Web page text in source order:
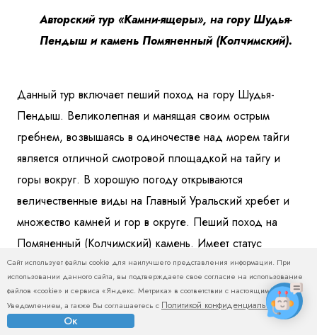
Авторский тур «Камни-ящеры», на гору Шудья-
Пендыш и камень Помяненный (Колчимский).
Данный тур включает пеший поход на гору Шудья-
Пендыш. Великолепная и манящая своим острым
гребнем, возвышаясь в одиночестве над морем тайги
является отличной смотровой площадкой на тайгу и
горы вокруг. В хорошую погоду открываются
величественные виды на Главный Уральский хребет и
множество камней и гор в округе. Пеший поход на
Помяненный (Колчимский) камень. Имеет статус
памятника природы. Помяненный камень с
причудливыми каменными останцами на вершине
способен заворожить своей красотой любого туриста.
Хребет виден еще издали, возвышаясь над морем
Сайт использует файлы cookie для наилучшего представления информации. При
использовании данного сайта, вы подтверждаете свое согласие на использование
файлов «cookie» и сервиса «Яндекс. Метрика» в соответствии с настоящим
Уведомлением, а также Вы соглашаетесь с Политикой конфиденциальности.
Ок